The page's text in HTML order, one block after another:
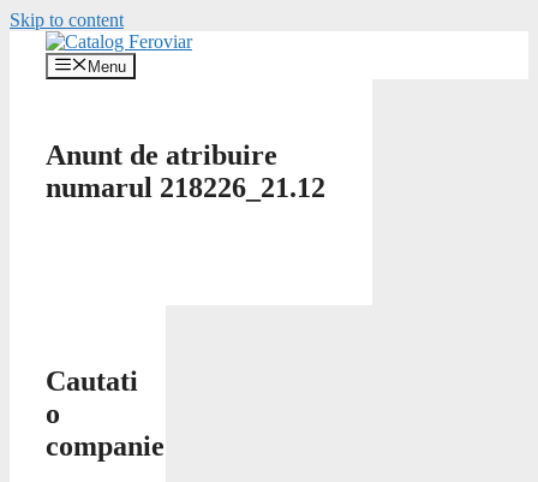
Skip to content
Menu
Anunt de atribuire
numarul 218226_21.12
Cautati
o
companie